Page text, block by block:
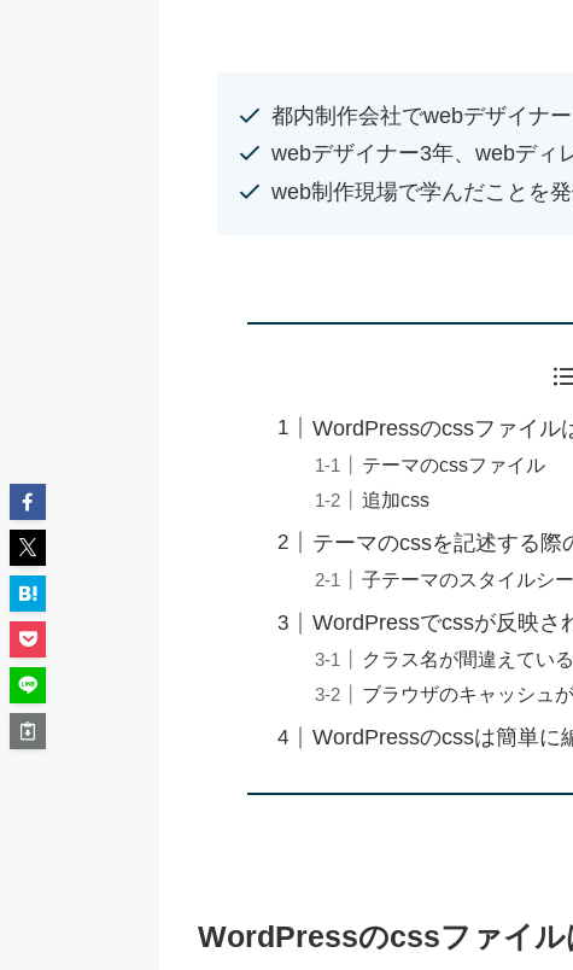
都内制作会社でwebデザイナ
webデザイナー3年、webディ
web制作現場で学んだことを
WordPressのcssファイル
テーマのcssファイル
追加css
テーマのcssを記述する際
子テーマのスタイルシ
WordPressでcssが反映さ
クラス名が間違えている
ブラウザのキャッシュ
WordPressのcssは簡単に
WordPressのcssファイル